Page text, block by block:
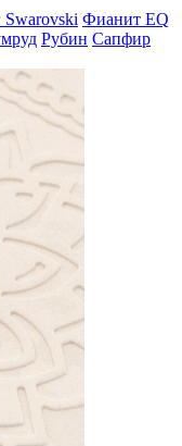
Фианит EQ
Рубин Сапфир